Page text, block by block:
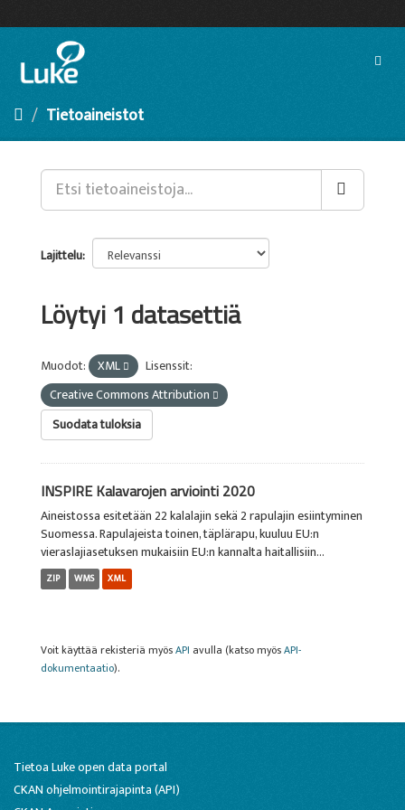
sisältöön
Tietoaineistot
Lajittelu
Löytyi 1 datasettiä
Muodot: XML
Lisenssit:
Creative Commons Attribution
Suodata tuloksia
INSPIRE Kalavarojen arviointi 2020
Aineistossa esitetään 22 kalalajin sekä 2 rapulajin esiintyminen
Suomessa. Rapulajeista toinen, täplärapu, kuuluu EU:n
vieraslajiasetuksen mukaisiin EU:n kannalta haitallisiin...
ZIP WMS XML
Voit käyttää rekisteriä myösAPI avulla (katso myösAPI-
dokumentaatio).
Tietoa Luke open data portal
CKAN ohjelmointirajapinta (API)